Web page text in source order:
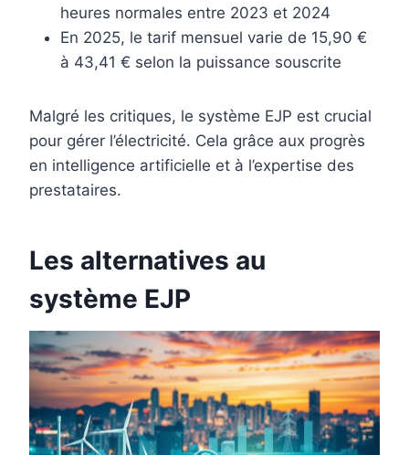
heures normales entre 2023 et 2024
En 2025, le tarif mensuel varie de 15,90 €
à 43,41 € selon la puissance souscrite
Malgré les critiques, le système EJP est crucial
pour gérer l’électricité. Cela grâce aux progrès
en intelligence artificielle et à l’expertise des
prestataires.
Les alternatives au
système EJP